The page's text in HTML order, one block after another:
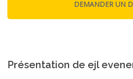
Présentation de ejl